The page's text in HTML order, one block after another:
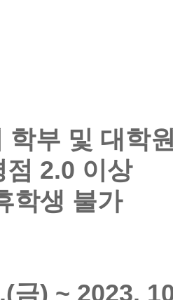
학부 및 대학
2.0 이상
학생 불가
금) ~ 2023.